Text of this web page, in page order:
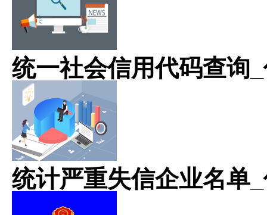
统一社会信用代码查询
统计严重失信企业名单